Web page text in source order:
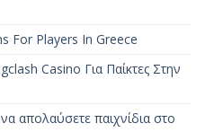
For Players In Greece
Casino Για Παίκτες Στην
απολαύσετε παιχνίδια στο